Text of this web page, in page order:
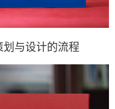
与设计的流程